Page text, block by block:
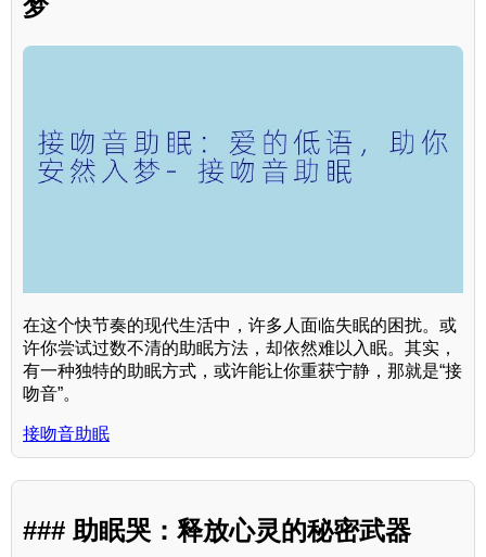
梦
在这个快节奏的现代生活中，许多人面临失眠的困扰。或
许你尝试过数不清的助眠方法，却依然难以入眠。其实，
有一种独特的助眠方式，或许能让你重获宁静，那就是“接
吻音”。
接吻音助眠
### 助眠哭：释放心灵的秘密武器